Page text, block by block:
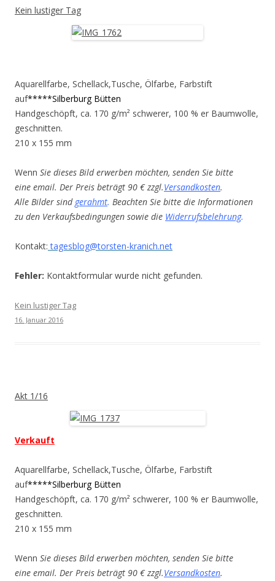
Kein lustiger Tag
Aquarellfarbe, Schellack,Tusche, Ölfarbe, Farbstift
auf*****Silberburg Bütten
Handgeschöpft, ca. 170 g/m² schwerer, 100 % er Baumwolle,
geschnitten.
210 x 155 mm
Wenn Sie dieses Bild erwerben möchten, senden Sie bitte
eine email. Der Preis beträgt 90 € zzgl.Versandkosten.
Alle Bilder sind gerahmt. Beachten Sie bitte die Informationen
zu den Verkaufsbedingungen sowie die Widerrufsbelehrung.
Kontakt: tagesblog@torsten-kranich.net
Fehler: Kontaktformular wurde nicht gefunden.
Kein lustiger Tag
16. Januar 2016
Akt 1/16
Verkauft
Aquarellfarbe, Schellack,Tusche, Ölfarbe, Farbstift
auf*****Silberburg Bütten
Handgeschöpft, ca. 170 g/m² schwerer, 100 % er Baumwolle,
geschnitten.
210 x 155 mm
Wenn Sie dieses Bild erwerben möchten, senden Sie bitte
eine email. Der Preis beträgt 90 € zzgl.Versandkosten.